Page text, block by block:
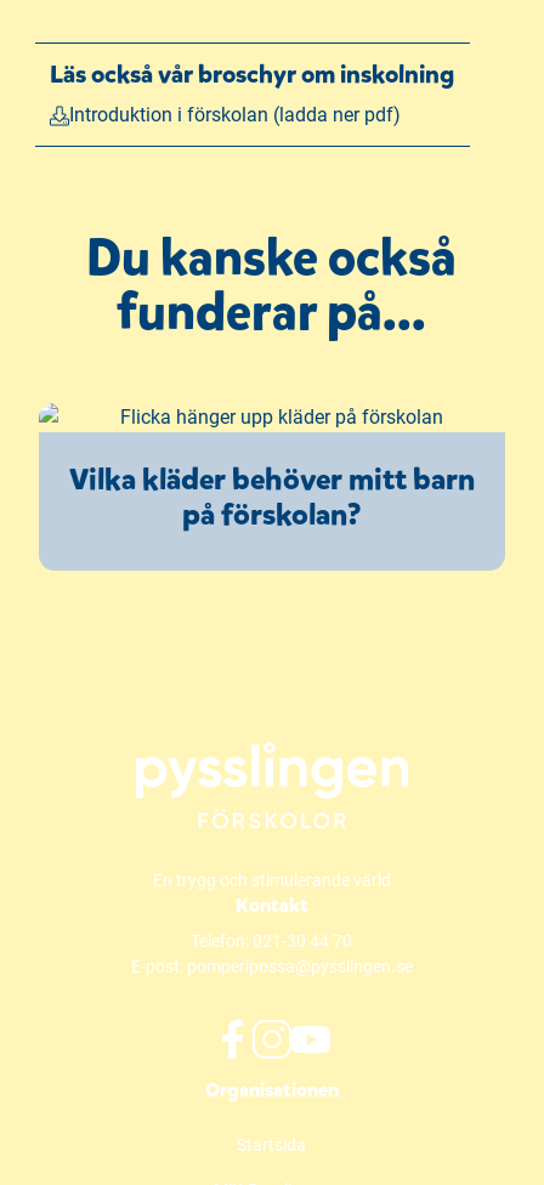
Läs också vår broschyr om inskolning
Introduktion i förskolan (ladda ner pdf)
Du kanske också
funderar på...
Vilka kläder behöver mitt barn
på förskolan?
En trygg och stimulerande värld
Kontakt
Telefon: 021-30 44 70
E-post: pomperipossa@pysslingen.se
a
e
n
t
o
Organisationen
Startsida